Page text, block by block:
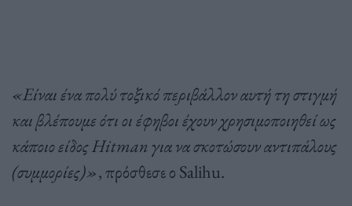
«Είναι ένα πολύ τοξικό περιβάλλον αυτή τη στιγμή
και βλέπουμε ότι οι έφηβοι έχουν χρησιμοποιηθεί ως
κάποιο είδος Hitman για να σκοτώσουν αντιπάλους
(συμμορίες)», πρόσθεσε ο Salihu.